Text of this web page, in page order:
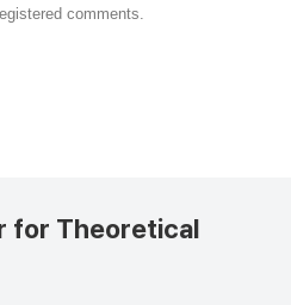
comments.
for Theoretical